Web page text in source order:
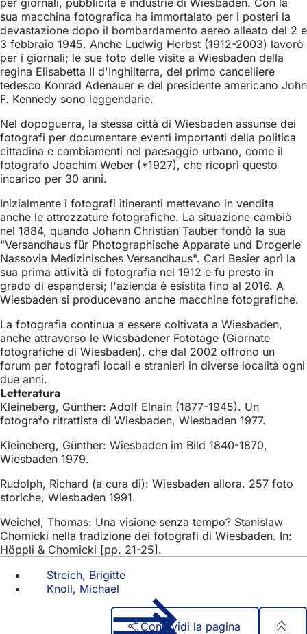
sua macchina fotografica ha immortalato per i posteri la
devastazione dopo il bombardamento aereo alleato del 2 e
3 febbraio 1945. Anche Ludwig Herbst (1912-2003) lavorò
per i giornali; le sue foto delle visite a Wiesbaden della
regina Elisabetta II d'Inghilterra, del primo cancelliere
tedesco Konrad Adenauer e del presidente americano John
F. Kennedy sono leggendarie.
Nel dopoguerra, la stessa città di Wiesbaden assunse dei
fotografi per documentare eventi importanti della politica
cittadina e cambiamenti nel paesaggio urbano, come il
fotografo Joachim Weber (*1927), che ricoprì questo
incarico per 30 anni.
Inizialmente i fotografi itineranti mettevano in vendita
anche le attrezzature fotografiche. La situazione cambiò
nel 1884, quando Johann Christian Tauber fondò la sua
"Versandhaus für Photographische Apparate und Drogerie
Nassovia Medizinisches Versandhaus". Carl Besier aprì la
sua prima attività di fotografia nel 1912 e fu presto in
grado di espandersi; l'azienda è esistita fino al 2016. A
Wiesbaden si producevano anche macchine fotografiche.
La fotografia continua a essere coltivata a Wiesbaden,
anche attraverso le Wiesbadener Fototage (Giornate
fotografiche di Wiesbaden), che dal 2002 offrono un
forum per fotografi locali e stranieri in diverse località ogni
due anni.
Letteratura
Kleineberg, Günther: Adolf Elnain (1877-1945). Un
fotografo ritrattista di Wiesbaden, Wiesbaden 1977.
Kleineberg, Günther: Wiesbaden im Bild 1840-1870,
Wiesbaden 1979.
Rudolph, Richard (a cura di): Wiesbaden allora. 257 foto
storiche, Wiesbaden 1991.
Weichel, Thomas: Una visione senza tempo? Stanislaw
Chomicki nella tradizione dei fotografi di Wiesbaden. In:
Höppli & Chomicki [pp. 21-25].
Streich, Brigitte
Knoll, Michael
Condividi la pagina